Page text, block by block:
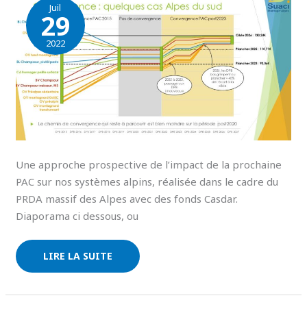
Juil
29
2022
Une approche prospective de l’impact de la prochaine
PAC sur nos systèmes alpins, réalisée dans le cadre du
PRDA massif des Alpes avec des fonds Casdar.
Diaporama ci dessous, ou
LIRE LA SUITE